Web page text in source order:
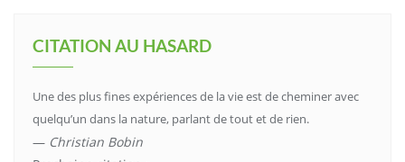
CITATION AU HASARD
Une des plus fines expériences de la vie est de cheminer avec
quelqu’un dans la nature, parlant de tout et de rien.
— Christian Bobin